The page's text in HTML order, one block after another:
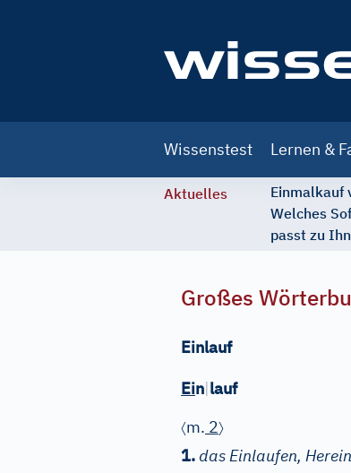
navigation
Wissenstest Lernen &
Aktuelles
Einmalkauf
Welches
passt zu
Großes
Einlauf
Ein|lauf
〈m. 2〉
1. das Einlaufen,